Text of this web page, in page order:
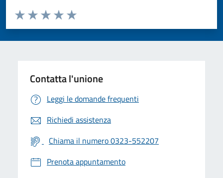
Valuta da 1 a 5 stelle la pagina
Valuta 5 stelle su 5
Valuta 4 stelle su 5
Valuta 3 stelle su 5
Valuta 2 stelle su 5
Valuta 1 stelle su 5
Contatta l'unione
Leggi le domande frequenti
Richiedi assistenza
Chiama il numero 0323-552207
Prenota appuntamento